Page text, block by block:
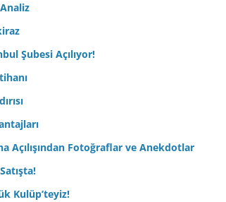
Şubesi Açılıyor!
Açılışından Fotoğraflar ve Anekdotlar
Kulüp’teyiz!